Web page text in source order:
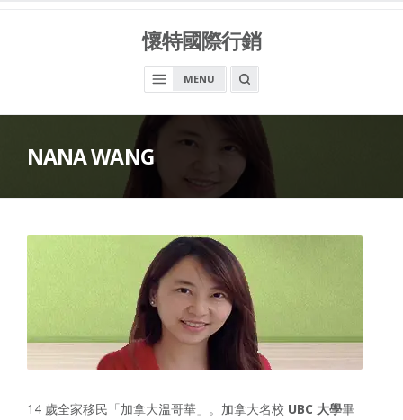
懷特國際行銷
MENU
OPEN
NANA WANG
14 歲全家移民「加拿大溫哥華」。加拿大名校 UBC 大學畢